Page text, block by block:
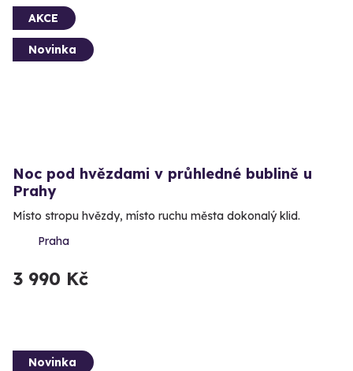
AKCE
Novinka
Noc pod hvězdami v průhledné bublině u
Prahy
Místo stropu hvězdy, místo ruchu města dokonalý klid.
Praha
3 990 Kč
Novinka